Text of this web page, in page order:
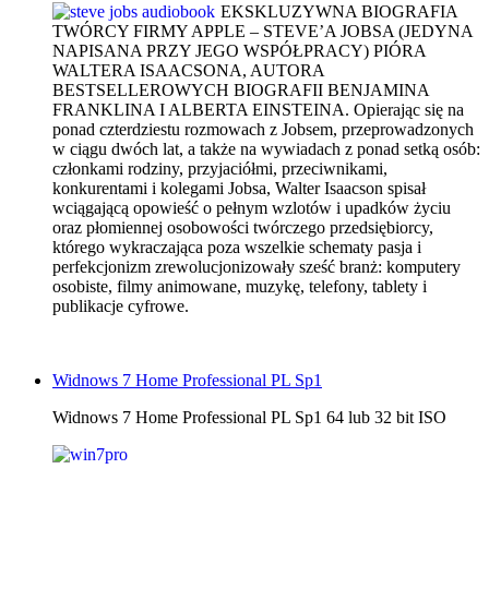
EKSKLUZYWNA BIOGRAFIA
TWÓRCY FIRMY APPLE – STEVE’A JOBSA (JEDYNA
NAPISANA PRZY JEGO WSPÓŁPRACY) PIÓRA
WALTERA ISAACSONA, AUTORA
BESTSELLEROWYCH BIOGRAFII BENJAMINA
FRANKLINA I ALBERTA EINSTEINA. Opierając się na
ponad czterdziestu rozmowach z Jobsem, przeprowadzonych
w ciągu dwóch lat, a także na wywiadach z ponad setką osób:
członkami rodziny, przyjaciółmi, przeciwnikami,
konkurentami i kolegami Jobsa, Walter Isaacson spisał
wciągającą opowieść o pełnym wzlotów i upadków życiu
oraz płomiennej osobowości twórczego przedsiębiorcy,
którego wykraczająca poza wszelkie schematy pasja i
perfekcjonizm zrewolucjonizowały sześć branż: komputery
osobiste, filmy animowane, muzykę, telefony, tablety i
publikacje cyfrowe.
Widnows 7 Home Professional PL Sp1
Widnows 7 Home Professional PL Sp1 64 lub 32 bit ISO